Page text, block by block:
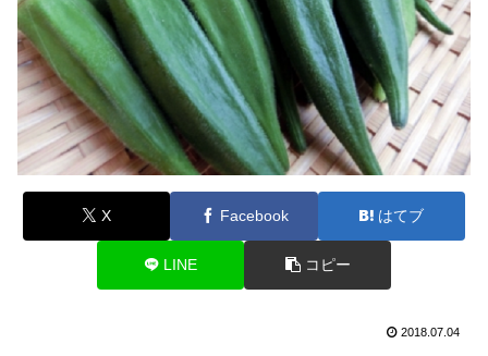
X Facebook はてブ
LINE コピー
2018.07.04